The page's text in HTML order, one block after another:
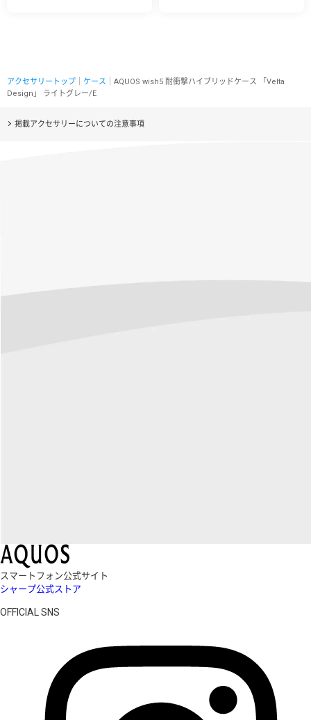
アクセサリートップ ケース ｜AQUOS wish5 耐衝撃ハイブリッドケース 「Velta
Design」 ライトグレー/E
掲載アクセサリーについての注意事項
スマートフォン公式サイト
シャープ公式ストア
OFFICIAL SNS